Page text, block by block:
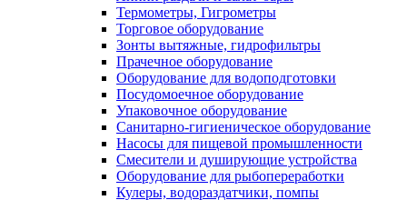
Термометры, Гигрометры
Торговое оборудование
Зонты вытяжные, гидрофильтры
Прачечное оборудование
Оборудование для водоподготовки
Посудомоечное оборудование
Упаковочное оборудование
Санитарно-гигиеническое оборудование
Насосы для пищевой промышленности
Смесители и душирующие устройства
Оборудование для рыбопереработки
Кулеры, водораздатчики, помпы